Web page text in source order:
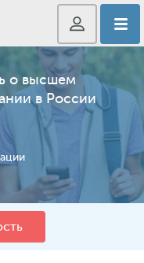
о высшем
в России